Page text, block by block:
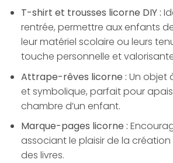
T-shirt et trousses licorne DIY :
rentrée, permettre aux enfants
leur matériel scolaire ou leurs
touche personnelle et
Attrape-rêves licorne : Un objet
et symbolique, parfait pour
chambre d’un enfant.
Marque-pages licorne :
associant le plaisir de la
des livres.